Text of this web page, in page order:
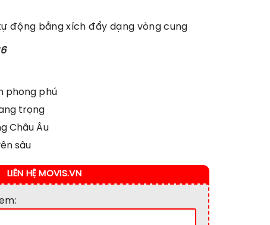
động bằng xích đẩy dạng vòng cung
phong phú
trọng
Châu Âu
sâu
LIÊN HỆ MOVIS.VN